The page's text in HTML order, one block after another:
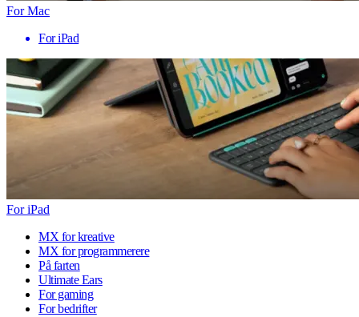
For Mac
For iPad
For iPad
MX for kreative
MX for programmerere
På farten
Ultimate Ears
For gaming
For bedrifter